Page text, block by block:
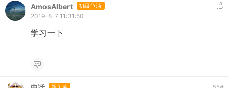
AmosAlbert 初级鱼油I
2019-8-7 11:31:50
学习一下